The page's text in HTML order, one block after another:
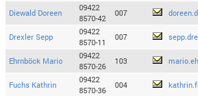
Diewald Doreen
09422
8570-42
007
Drexler Sepp
09422
8570-11
007
Ehrnböck Mario
09422
8570-26
103
Fuchs Kathrin
09422
8570-36
004